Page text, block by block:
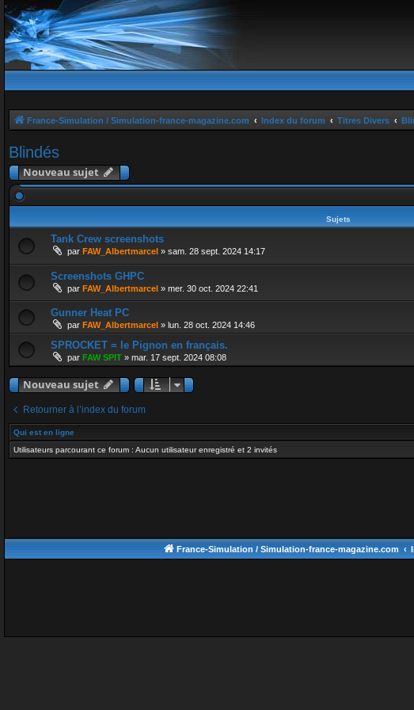
France-Simulation / Simulation-france-magazine.com Index du forum Titres Divers
Blindés
Nouveau sujet
Sujets
Tank Crew screenshots
par FAW_Albertmarcel » sam. 28 sept. 2024 14:17
Screenshots GHPC
par FAW_Albertmarcel » mer. 30 oct. 2024 22:41
Gunner Heat PC
par FAW_Albertmarcel » lun. 28 oct. 2024 14:46
SPROCKET = le Pignon en français.
par FAW SPIT » mar. 17 sept. 2024 08:08
Nouveau sujet
Retourner à l’index du forum
Qui est en ligne
Utilisateurs parcourant ce forum : Aucun utilisateur enregistré et 2 invités
France-Simulation / Simulation-france-magazine.com